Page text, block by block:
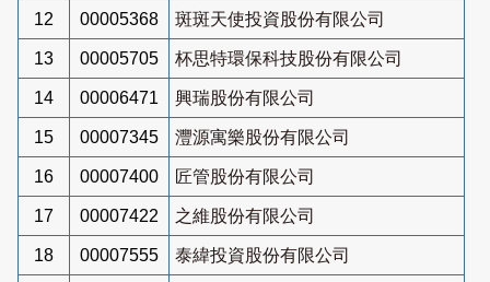
12 00005368 斑斑天使投資股份有限公司
13 00005705 杯思特環保科技股份有限公司
14 00006471 興瑞股份有限公司
15 00007345 灃源寓樂股份有限公司
16 00007400 匠管股份有限公司
17 00007422 之維股份有限公司
18 00007555 泰緯投資股份有限公司